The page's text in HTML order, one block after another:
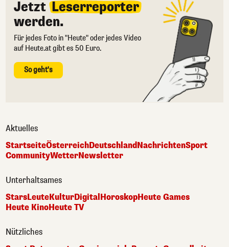
Jetzt Leserreporter
werden.
Für jedes Foto in "Heute" oder jedes Video
auf Heute.at gibt es 50 Euro.
So geht's
Aktuelles
StartseiteÖsterreichDeutschlandNachrichtenSport
CommunityWetterNewsletter
Unterhaltsames
StarsLeuteKulturDigital HoroskopHeute Games
Heute KinoHeute TV
Nützliches